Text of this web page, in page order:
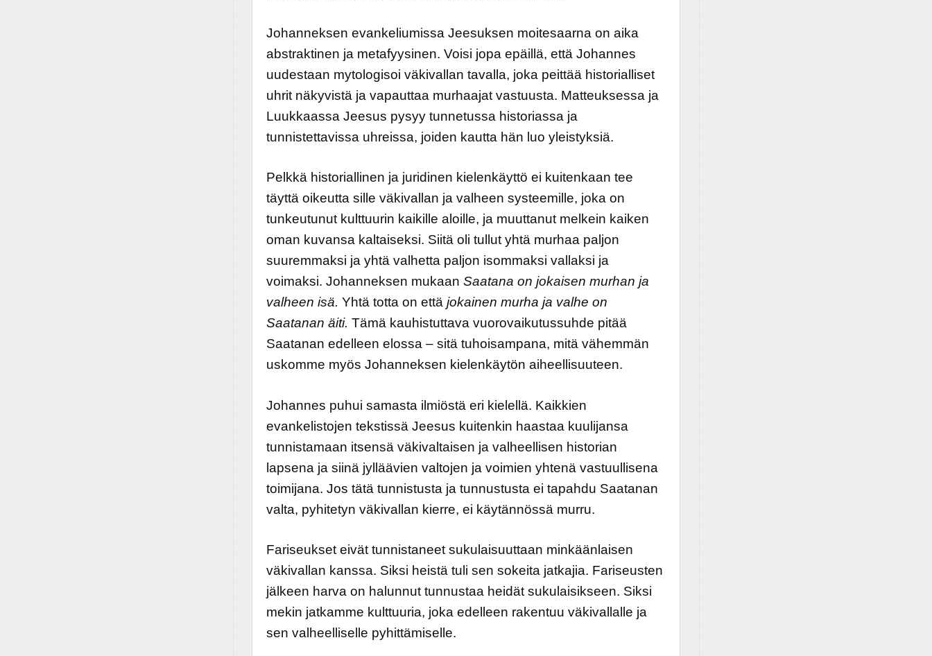
Johanneksen evankeliumissa Jeesuksen moitesaarna on aika
abstraktinen ja metafyysinen. Voisi jopa epäillä, että Johannes
uudestaan mytologisoi väkivallan tavalla, joka peittää historialliset
uhrit näkyvistä ja vapauttaa murhaajat vastuusta. Matteuksessa ja
Luukkaassa Jeesus pysyy tunnetussa historiassa ja
tunnistettavissa uhreissa, joiden kautta hän luo yleistyksiä.
Pelkkä historiallinen ja juridinen kielenkäyttö ei kuitenkaan tee
täyttä oikeutta sille väkivallan ja valheen systeemille, joka on
tunkeutunut kulttuurin kaikille aloille, ja muuttanut melkein kaiken
oman kuvansa kaltaiseksi. Siitä oli tullut yhtä murhaa paljon
suuremmaksi ja yhtä valhetta paljon isommaksi vallaksi ja
voimaksi. Johanneksen mukaan Saatana on jokaisen murhan ja
valheen isä. Yhtä totta on että jokainen murha ja valhe on
Saatanan äiti. Tämä kauhistuttava vuorovaikutussuhde pitää
Saatanan edelleen elossa – sitä tuhoisampana, mitä vähemmän
uskomme myös Johanneksen kielenkäytön aiheellisuuteen.
Johannes puhui samasta ilmiöstä eri kielellä. Kaikkien
evankelistojen tekstissä Jeesus kuitenkin haastaa kuulijansa
tunnistamaan itsensä väkivaltaisen ja valheellisen historian
lapsena ja siinä jylläävien valtojen ja voimien yhtenä vastuullisena
toimijana. Jos tätä tunnistusta ja tunnustusta ei tapahdu Saatanan
valta, pyhitetyn väkivallan kierre, ei käytännössä murru.
Fariseukset eivät tunnistaneet sukulaisuuttaan minkäänlaisen
väkivallan kanssa. Siksi heistä tuli sen sokeita jatkajia. Fariseusten
jälkeen harva on halunnut tunnustaa heidät sukulaisikseen. Siksi
mekin jatkamme kulttuuria, joka edelleen rakentuu väkivallalle ja
sen valheelliselle pyhittämiselle.